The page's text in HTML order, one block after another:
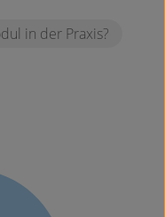
in der Praxis?